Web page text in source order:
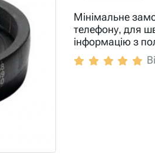
Мінімальне
телефону, для
інформацію з